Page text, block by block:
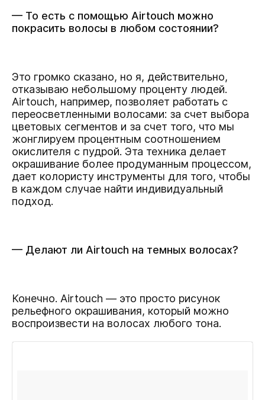
— То есть с помощью Airtouch можно
покрасить волосы в любом состоянии?
Это громко сказано, но я, действительно,
отказываю небольшому проценту людей.
Airtouch, например, позволяет работать с
переосветленными волосами: за счет выбора
цветовых сегментов и за счет того, что мы
жонглируем процентным соотношением
окислителя с пудрой. Эта техника делает
окрашивание более продуманным процессом,
дает колористу инструменты для того, чтобы
в каждом случае найти индивидуальный
подход.
— Делают ли Airtouch на темных волосах?
Конечно. Airtouch — это просто рисунок
рельефного окрашивания, который можно
воспроизвести на волосах любого тона.